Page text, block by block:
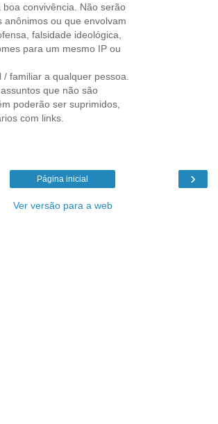
convivência. Não serão
anônimos ou que envolvam
falsidade ideológica,
para um mesmo IP ou
/ familiar a qualquer pessoa.
que não são
poderão ser suprimidos,
com links.
›
Página inicial
Ver versão para a web